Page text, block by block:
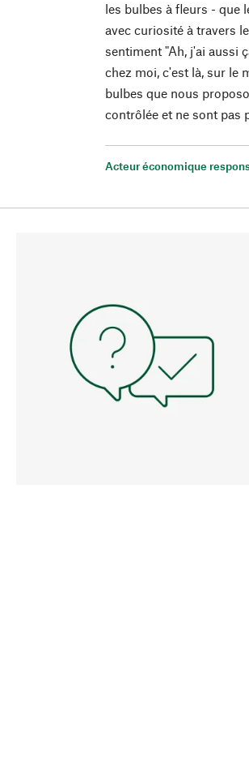
les bulbes à fleurs - que
avec curiosité à travers
sentiment "Ah, j'ai aussi
chez moi, c'est là, sur le
bulbes que nous
contrôlée et ne sont pas
Acteur économique